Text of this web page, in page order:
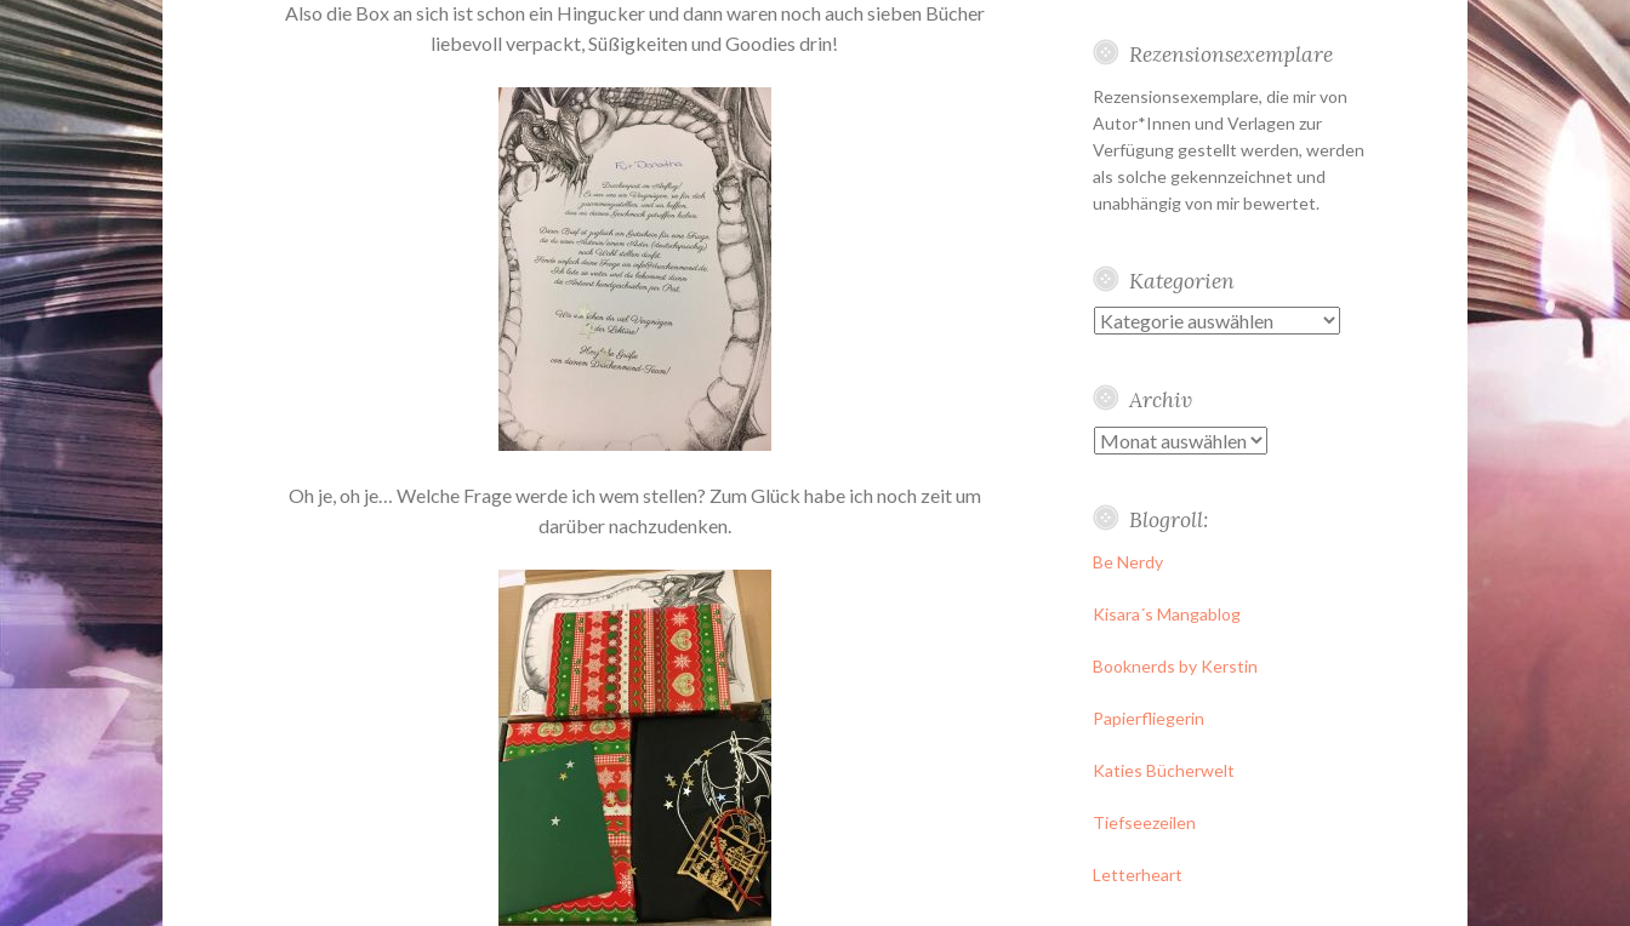
Also die Box an sich ist schon ein Hingucker und dann waren noch auch sieben Bücher
liebevoll verpackt, Süßigkeiten und Goodies drin!
Oh je, oh je… Welche Frage werde ich wem stellen? Zum Glück habe ich noch zeit um
darüber nachzudenken.
Rezensionsexemplare
Rezensionsexemplare, die mir von
Autor*Innen und Verlagen zur
Verfügung gestellt werden, werden
als solche gekennzeichnet und
unabhängig von mir bewertet.
Kategorien
Kategorien
Archiv
Archiv
Blogroll:
Be Nerdy
Kisara´s Mangablog
Booknerds by Kerstin
Papierfliegerin
Katies Bücherwelt
Tiefseezeilen
Letterheart